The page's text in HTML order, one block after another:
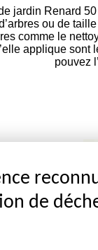
de jardin Renard
ou de
comme le
applique sont
pouvez
de